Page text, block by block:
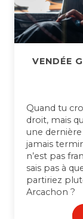
VENDÉE
Quand tu
droit, mais
une dernière
jamais
n’est pas
sais pas à
partiriez
Arcachon ?